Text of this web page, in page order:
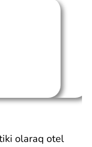
olaraq otel